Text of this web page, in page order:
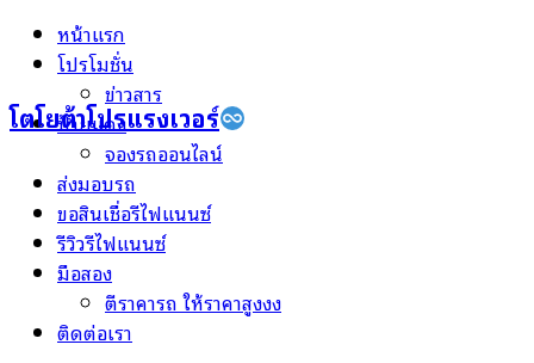
Skip
โตโยต้าโปรแรงเวอร์
หน้าแรก
โปรโมชั่น
ข่าวสาร
ป้ายแดง
จองรถออนไลน์
ส่งมอบรถ
ขอสินเชื่อรีไฟแนนซ์
รีวิวรีไฟแนนซ์
มือสอง
ตีราคารถ ให้ราคาสูงงง
ติดต่อเรา